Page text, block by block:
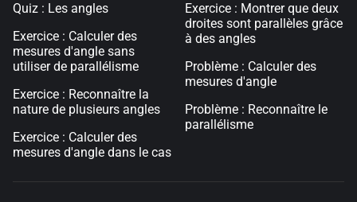
Quiz : Les angles
Exercice : Calculer des
mesures d'angle sans
utiliser de parallélisme
Exercice : Reconnaître la
nature de plusieurs angles
Exercice : Calculer des
mesures d'angle dans le cas
Exercice : Montrer que deux
droites sont parallèles grâce
à des angles
Problème : Calculer des
mesures d'angle
Problème : Reconnaître le
parallélisme